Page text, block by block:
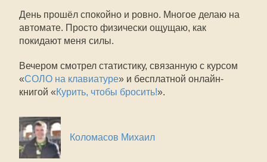
День прошёл спокойно и ровно. Многое делаю на
автомате. Просто физически ощущаю, как
покидают меня силы.
Вечером смотрел статистику, связанную с курсом
«СОЛО на клавиатуре» и бесплатной онлайн-
книгой «Курить, чтобы бросить!».
Коломасов Михаил